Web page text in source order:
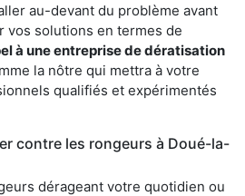
au-devant du problème avant
vos solutions en termes de
à une entreprise de dératisation
la nôtre qui mettra à votre
qualifiés et expérimentés
contre les rongeurs à Doué-la-
dérageant votre quotidien ou